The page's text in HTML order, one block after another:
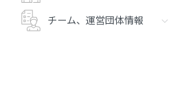
チーム、運営団体情報